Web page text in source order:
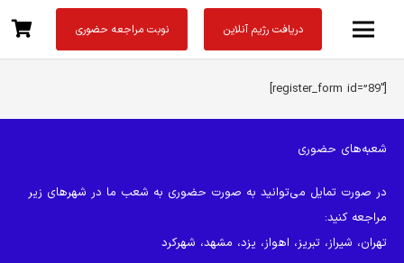
دریافت رژیم آنلاین نوبت مراجعه حضوری
[register_form id=”89″]
شعبه‌های حضوری
در صورت تمایل می‌توانید به صورت حضوری به شعب ما در شهرهای زیر
مراجعه کنید:
تهران، شیراز، تبریز، اهواز، یزد، مشهد، شهرکرد